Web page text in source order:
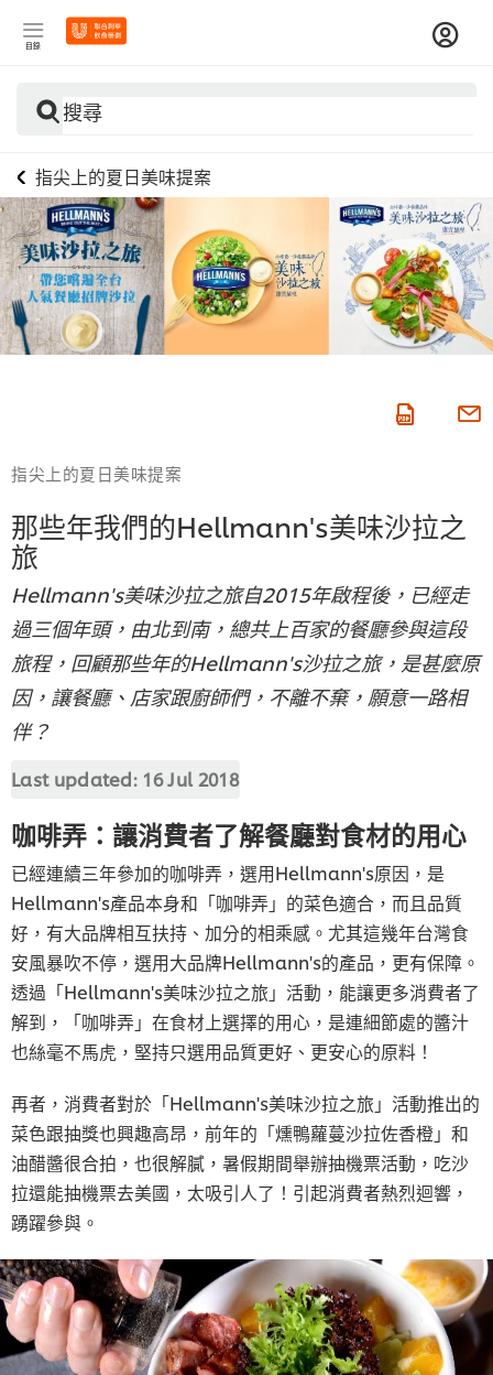
目錄
搜尋
指尖上的夏日美味提案
指尖上的夏日美味提案
那些年我們的Hellmann's美味沙拉之
旅
Hellmann's美味沙拉之旅自2015年啟程後，已經走
過三個年頭，由北到南，總共上百家的餐廳參與這段
旅程，回顧那些年的Hellmann's沙拉之旅，是甚麼原
因，讓餐廳、店家跟廚師們，不離不棄，願意一路相
伴？
Last updated: 16 Jul 2018
咖啡弄：讓消費者了解餐廳對食材的用心
已經連續三年參加的咖啡弄，選用Hellmann's原因，是
Hellmann's產品本身和「咖啡弄」的菜色適合，而且品質
好，有大品牌相互扶持、加分的相乘感。尤其這幾年台灣食
安風暴吹不停，選用大品牌Hellmann's的產品，更有保障。
透過「Hellmann's美味沙拉之旅」活動，能讓更多消費者了
解到，「咖啡弄」在食材上選擇的用心，是連細節處的醬汁
也絲毫不馬虎，堅持只選用品質更好、更安心的原料！
再者，消費者對於「Hellmann's美味沙拉之旅」活動推出的
菜色跟抽獎也興趣高昂，前年的「燻鴨蘿蔓沙拉佐香橙」和
油醋醬很合拍，也很解膩，暑假期間舉辦抽機票活動，吃沙
拉還能抽機票去美國，太吸引人了！引起消費者熱烈迴響，
踴躍參與。